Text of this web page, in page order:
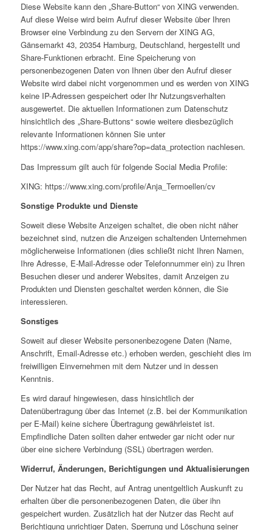
Diese Website kann den „Share-Button“ von XING verwenden.
Auf diese Weise wird beim Aufruf dieser Website über Ihren
Browser eine Verbindung zu den Servern der XING AG,
Gänsemarkt 43, 20354 Hamburg, Deutschland, hergestellt und
Share-Funktionen erbracht. Eine Speicherung von
personenbezogenen Daten von Ihnen über den Aufruf dieser
Website wird dabei nicht vorgenommen und es werden von XING
keine IP-Adressen gespeichert oder Ihr Nutzungsverhalten
ausgewertet. Die aktuellen Informationen zum Datenschutz
hinsichtlich des „Share-Buttons“ sowie weitere diesbezüglich
relevante Informationen können Sie unter
https://www.xing.com/app/share?op=data_protection nachlesen.
Das Impressum gilt auch für folgende Social Media Profile:
XING: https://www.xing.com/profile/Anja_Termoellen/cv
Sonstige Produkte und Dienste
Soweit diese Website Anzeigen schaltet, die oben nicht näher
bezeichnet sind, nutzen die Anzeigen schaltenden Unternehmen
möglicherweise Informationen (dies schließt nicht Ihren Namen,
Ihre Adresse, E-Mail-Adresse oder Telefonnummer ein) zu Ihren
Besuchen dieser und anderer Websites, damit Anzeigen zu
Produkten und Diensten geschaltet werden können, die Sie
interessieren.
Sonstiges
Soweit auf dieser Website personenbezogene Daten (Name,
Anschrift, Email-Adresse etc.) erhoben werden, geschieht dies im
freiwilligen Einvernehmen mit dem Nutzer und in dessen
Kenntnis.
Es wird darauf hingewiesen, dass hinsichtlich der
Datenübertragung über das Internet (z.B. bei der Kommunikation
per E-Mail) keine sichere Übertragung gewährleistet ist.
Empfindliche Daten sollten daher entweder gar nicht oder nur
über eine sichere Verbindung (SSL) übertragen werden.
Widerruf, Änderungen, Berichtigungen und Aktualisierungen
Der Nutzer hat das Recht, auf Antrag unentgeltlich Auskunft zu
erhalten über die personenbezogenen Daten, die über ihn
gespeichert wurden. Zusätzlich hat der Nutzer das Recht auf
Berichtigung unrichtiger Daten, Sperrung und Löschung seiner